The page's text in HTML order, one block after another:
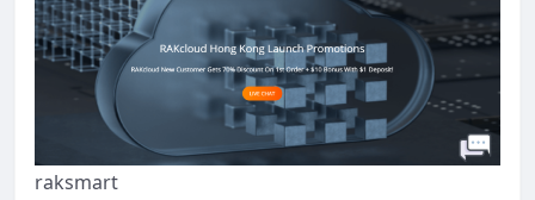
raksmart